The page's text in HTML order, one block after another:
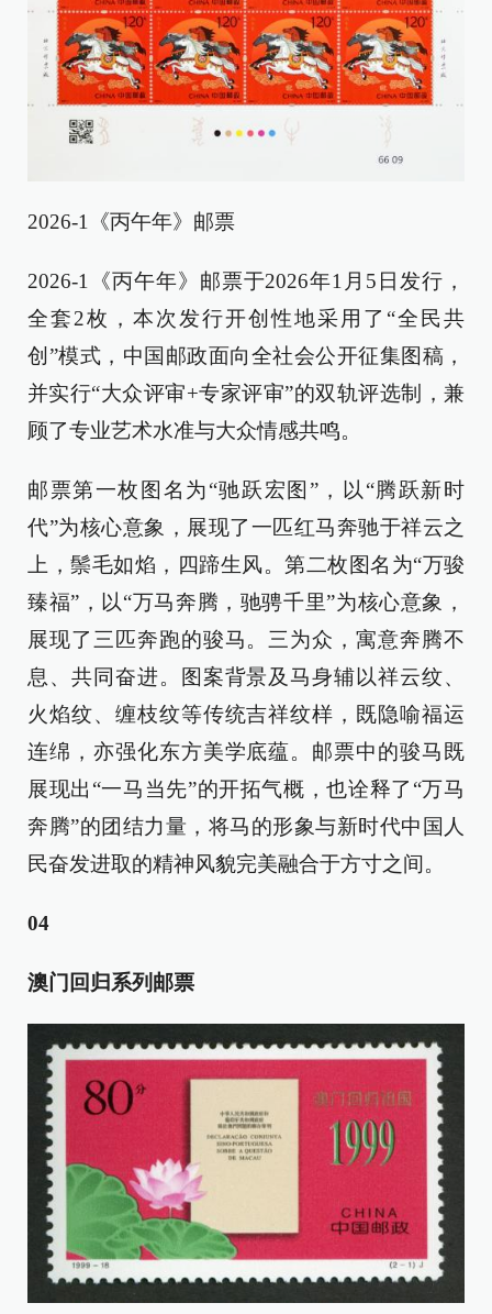
2026-1《丙午年》邮票
2026-1《丙午年》邮票于2026年1月5日发行，
全套2枚，本次发行开创性地采用了“全民共
创”模式，中国邮政面向全社会公开征集图稿，
并实行“大众评审+专家评审”的双轨评选制，兼
顾了专业艺术水准与大众情感共鸣。
邮票第一枚图名为“驰跃宏图”，以“腾跃新时
代”为核心意象，展现了一匹红马奔驰于祥云之
上，鬃毛如焰，四蹄生风。第二枚图名为“万骏
臻福”，以“万马奔腾，驰骋千里”为核心意象，
展现了三匹奔跑的骏马。三为众，寓意奔腾不
息、共同奋进。图案背景及马身辅以祥云纹、
火焰纹、缠枝纹等传统吉祥纹样，既隐喻福运
连绵，亦强化东方美学底蕴。邮票中的骏马既
展现出“一马当先”的开拓气概，也诠释了“万马
奔腾”的团结力量，将马的形象与新时代中国人
民奋发进取的精神风貌完美融合于方寸之间。
04
澳门回归系列邮票